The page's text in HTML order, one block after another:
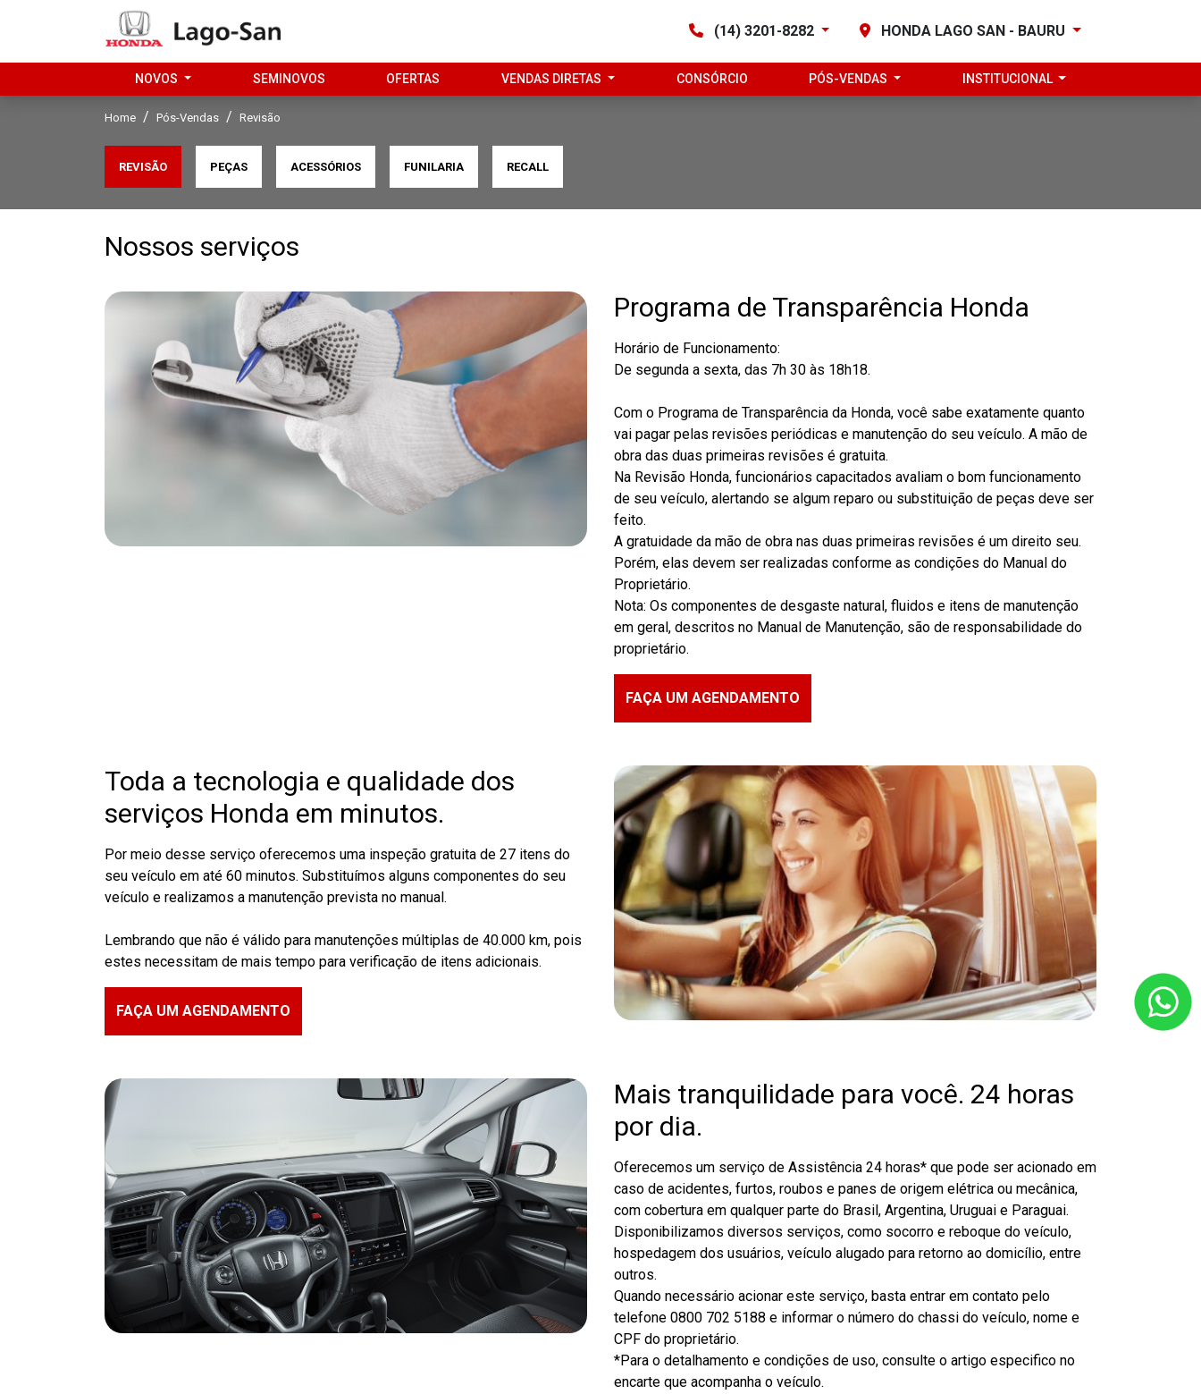
(14) 3201-8282 HONDA LAGO SAN - BAURU
NOVOS SEMINOVOS OFERTAS VENDAS DIRETAS CONSÓRCIO PÓS-VENDAS INSTITUCIONAL
Home Pós-Vendas Revisão
REVISÃO PEÇAS ACESSÓRIOS FUNILARIA RECALL
Nossos serviços
Programa de Transparência Honda
Horário de Funcionamento:
De segunda a sexta, das 7h 30 às 18h18.
Com o Programa de Transparência da Honda, você sabe exatamente quanto
vai pagar pelas revisões periódicas e manutenção do seu veículo. A mão de
obra das duas primeiras revisões é gratuita.
Na Revisão Honda, funcionários capacitados avaliam o bom funcionamento
de seu veículo, alertando se algum reparo ou substituição de peças deve ser
feito.
A gratuidade da mão de obra nas duas primeiras revisões é um direito seu.
Porém, elas devem ser realizadas conforme as condições do Manual do
Proprietário.
Nota: Os componentes de desgaste natural, fluidos e itens de manutenção
em geral, descritos no Manual de Manutenção, são de responsabilidade do
proprietário.
FAÇA UM AGENDAMENTO
Toda a tecnologia e qualidade dos
serviços Honda em minutos.
Por meio desse serviço oferecemos uma inspeção gratuita de 27 itens do
seu veículo em até 60 minutos. Substituímos alguns componentes do seu
veículo e realizamos a manutenção prevista no manual.
Lembrando que não é válido para manutenções múltiplas de 40.000 km, pois
estes necessitam de mais tempo para verificação de itens adicionais.
FAÇA UM AGENDAMENTO
Mais tranquilidade para você. 24 horas
por dia.
Oferecemos um serviço de Assistência 24 horas* que pode ser acionado em
caso de acidentes, furtos, roubos e panes de origem elétrica ou mecânica,
com cobertura em qualquer parte do Brasil, Argentina, Uruguai e Paraguai.
Disponibilizamos diversos serviços, como socorro e reboque do veículo,
hospedagem dos usuários, veículo alugado para retorno ao domicílio, entre
outros.
Quando necessário acionar este serviço, basta entrar em contato pelo
telefone 0800 702 5188 e informar o número do chassi do veículo, nome e
CPF do proprietário.
*Para o detalhamento e condições de uso, consulte o artigo especifico no
encarte que acompanha o veículo.